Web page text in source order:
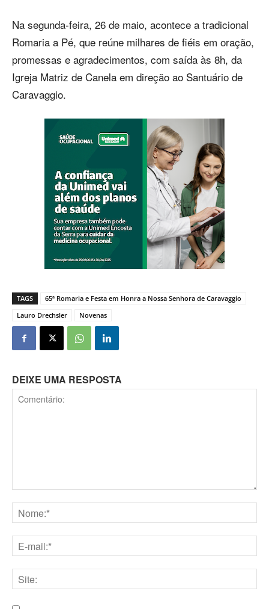
Na segunda-feira, 26 de maio, acontece a tradicional
Romaria a Pé, que reúne milhares de fiéis em oração,
promessas e agradecimentos, com saída às 8h, da
Igreja Matriz de Canela em direção ao Santuário de
Caravaggio.
TAGS
65ª Romaria e Festa em Honra a Nossa Senhora de Caravaggio
Lauro Drechsler
Novenas
DEIXE UMA RESPOSTA
mail:*